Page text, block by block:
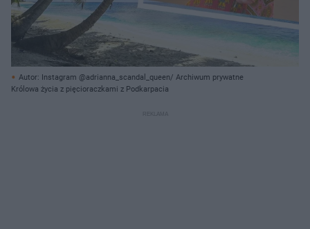
Autor: Instagram @adrianna_scandal_queen/ Archiwum prywatne
Królowa życia z pięcioraczkami z Podkarpacia